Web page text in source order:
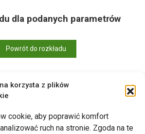
korzysta z plików
cookie, aby poprawić komfort
ruch na stronie. Zgoda na te
dla podanych parametrów
Powrót do rozkładu